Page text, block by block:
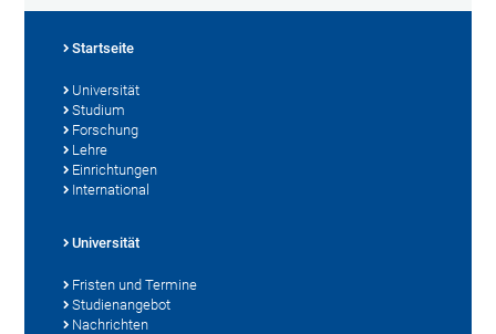
Startseite
Universität
Studium
Forschung
Lehre
Einrichtungen
International
Universität
Fristen und Termine
Studienangebot
Nachrichten